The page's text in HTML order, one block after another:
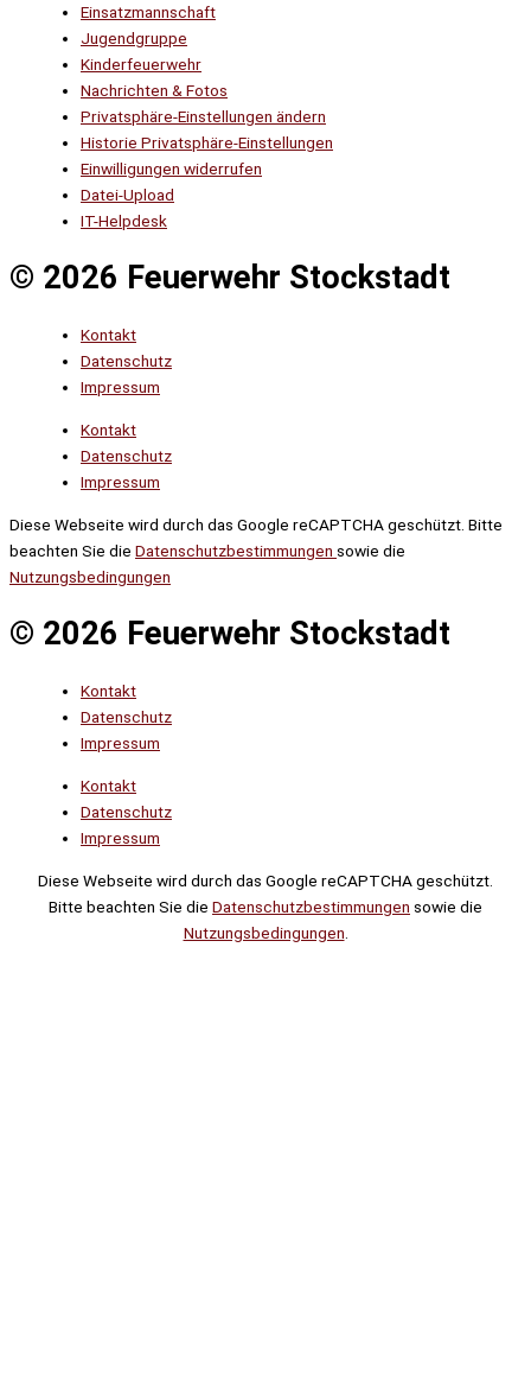
Einsatzmannschaft
Jugendgruppe
Kinderfeuerwehr
Nachrichten & Fotos
Privatsphäre-Einstellungen ändern
Historie Privatsphäre-Einstellungen
Einwilligungen widerrufen
Datei-Upload
IT-Helpdesk
© 2026 Feuerwehr Stockstadt
Kontakt
Datenschutz
Impressum
Kontakt
Datenschutz
Impressum
Diese Webseite wird durch das Google reCAPTCHA geschützt. Bitte
beachten Sie die Datenschutzbestimmungen sowie die
Nutzungsbedingungen
© 2026 Feuerwehr Stockstadt
Kontakt
Datenschutz
Impressum
Kontakt
Datenschutz
Impressum
Diese Webseite wird durch das Google reCAPTCHA geschützt.
Bitte beachten Sie die Datenschutzbestimmungen sowie die
Nutzungsbedingungen